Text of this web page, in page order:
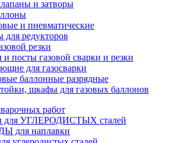
и затворы
и пневматические
редукторов
резки
посты газовой сварки и резки
для газосварки
баллонные разрядные
шкафы для газовых баллонов
работ
для УГЛЕРОДИСТЫХ сталей
для наплавки